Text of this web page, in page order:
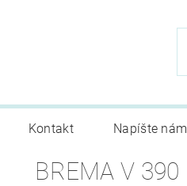
Kontakt Napíšte nám
BREMA V 390